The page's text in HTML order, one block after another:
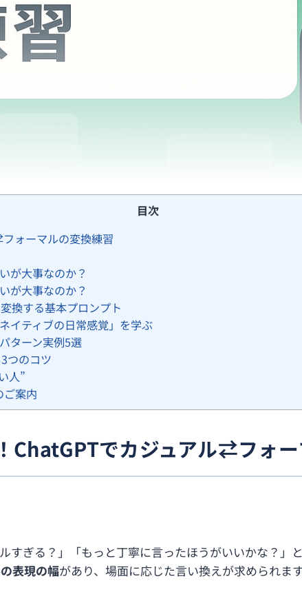
目次
ォーマルの変換練習
が大事なのか？
が大事なのか？
換する基本プロンプト
イティブの日常感覚」を学ぶ
ターン実例5選
つのコツ
人”
ご案内
ChatGPTでカジュアル⇄フォ
すぎる？」「もっと丁寧に言ったほうがいいかな？」
表現の幅があり、場面に応じた言い換えが求められます